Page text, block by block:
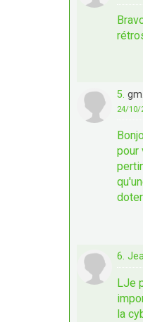
5.
24/10/
pour
doter
6.
LJe
la